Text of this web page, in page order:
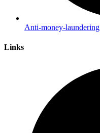
Anti-money-laundering
Links